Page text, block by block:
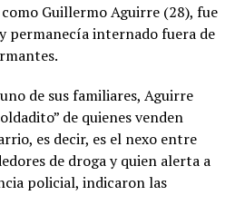
Guillermo Aguirre (28), fue
permanecía internado fuera de
de sus familiares, Aguirre
de quienes venden
es decir, es el nexo entre
de droga y quien alerta a
policial, indicaron las